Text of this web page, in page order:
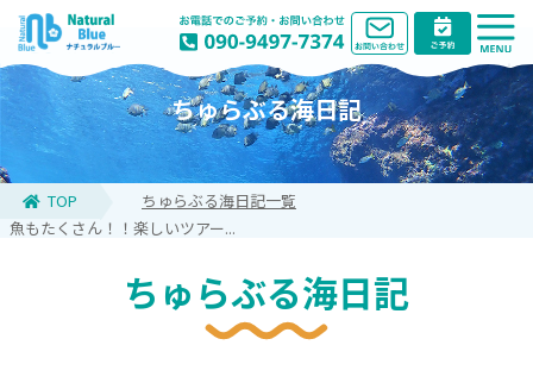
ちゅらぶる海日記
TOP
ちゅらぶる海日記一覧
魚もたくさん！！楽しいツアー...
ちゅらぶる海日記